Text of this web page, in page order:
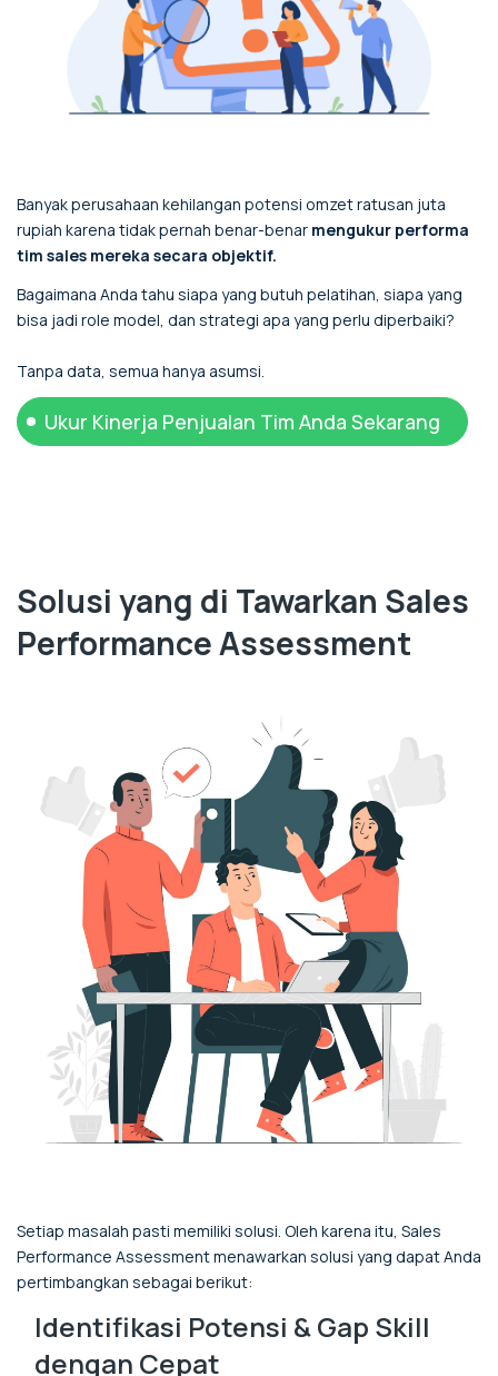
Banyak perusahaan kehilangan potensi omzet ratusan juta
rupiah karena tidak pernah benar-benar mengukur performa
tim sales mereka secara objektif.
Bagaimana Anda tahu siapa yang butuh pelatihan, siapa yang
bisa jadi role model, dan strategi apa yang perlu diperbaiki?
Tanpa data, semua hanya asumsi.
Ukur Kinerja Penjualan Tim Anda Sekarang
Solusi yang di Tawarkan Sales
Performance Assessment
Setiap masalah pasti memiliki solusi. Oleh karena itu, Sales
Performance Assessment menawarkan solusi yang dapat Anda
pertimbangkan sebagai berikut:
Identifikasi Potensi & Gap Skill
dengan Cepat